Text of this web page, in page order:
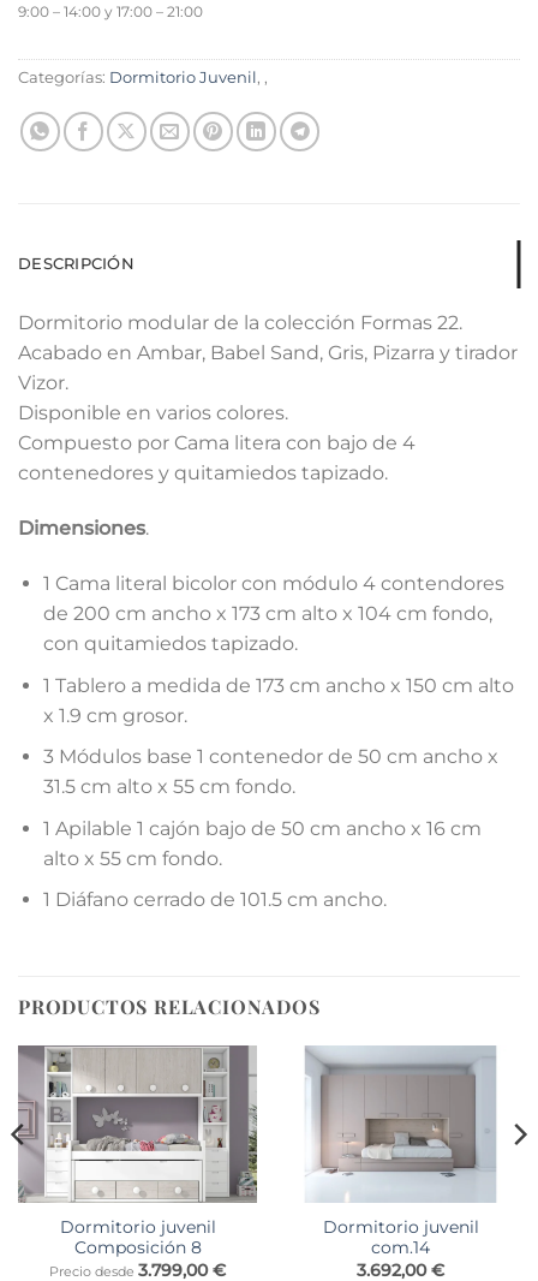
9:00 – 14:00 y 17:00 – 21:00
Categorías: Dormitorio Juvenil, ,
DESCRIPCIÓN
Dormitorio modular de la colección Formas 22.
Acabado en Ambar, Babel Sand, Gris, Pizarra y tirador
Vizor.
Disponible en varios colores.
Compuesto por Cama litera con bajo de 4
contenedores y quitamiedos tapizado.
Dimensiones.
1 Cama literal bicolor con módulo 4 contendores
de 200 cm ancho x 173 cm alto x 104 cm fondo,
con quitamiedos tapizado.
1 Tablero a medida de 173 cm ancho x 150 cm alto
x 1.9 cm grosor.
3 Módulos base 1 contenedor de 50 cm ancho x
31.5 cm alto x 55 cm fondo.
1 Apilable 1 cajón bajo de 50 cm ancho x 16 cm
alto x 55 cm fondo.
1 Diáfano cerrado de 101.5 cm ancho.
PRODUCTOS RELACIONADOS
Dormitorio juvenil
Composición 8
Precio desde 3.799,00€
Dormitorio juvenil
com.14
3.692,00€